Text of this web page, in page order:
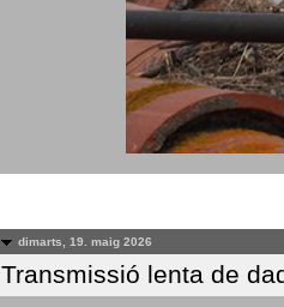
dimarts, 19. maig 2026
Transmissió lenta de